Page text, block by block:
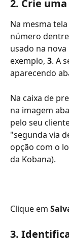
2. Crie
Na mesma
número
usado na
exemplo, 3. A
aparecendo
Na caixa de
na imagem
pelo seu
"segunda via
opção com o
da Kobana).
Clique em
3.